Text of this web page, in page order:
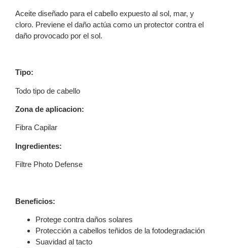
Aceite diseñado para el cabello expuesto al sol, mar, y
cloro. Previene el daño actúa como un protector contra el
daño provocado por el sol.
Tipo:
Todo tipo de cabello
Zona de aplicacion:
Fibra Capilar
Ingredientes:
Filtre Photo Defense
Beneficios:
Protege contra daños solares
Protección a cabellos teñidos de la fotodegradación
Suavidad al tacto